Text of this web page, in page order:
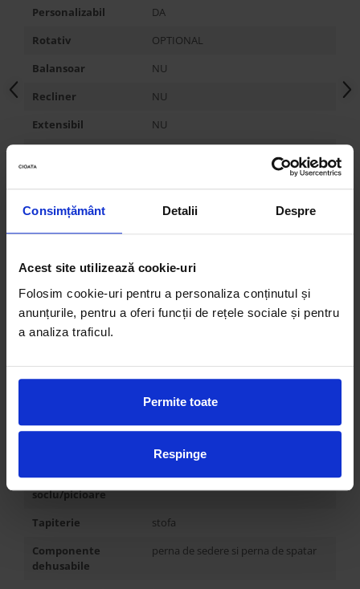
Consimțământ Detalii Despre
Acest site utilizează cookie-uri
Folosim cookie-uri pentru a personaliza conținutul și
anunțurile, pentru a oferi funcții de rețele sociale și pentru
a analiza traficul.
Permite toate
Respinge
Personalizabil
DA
Rotativ
OPTIONAL
Balansoar
NU
Recliner
NU
Extensibil
NU
de dormit
Inaltime de sedere
40 cm
Adancime de
Inaltime cotiere
63 cm
Inaltime
3 cm
Material
soclu/picioare
plastic
Tapiterie
stofa
Componente
dehusabile
perna de sedere si perna de spatar